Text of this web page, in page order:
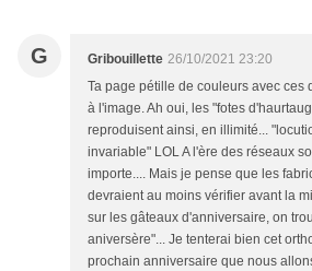
G Gribouillette 26/10/2021 23:20
Ta page pétille de couleurs avec ces
à l'image. Ah oui, les "fotes
reproduisent ainsi, en illimité...
invariable" LOL A l'ère des réseaux
importe.... Mais je pense que les
devraient au moins vérifier avant la
sur les gâteaux d'anniversaire, on
aniversère"... Je tenterai bien cet
prochain anniversaire que nous